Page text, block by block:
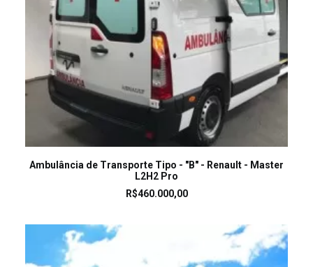
LEIA MAIS
Ambulância de Transporte Tipo - "B" - Renault - Master
L2H2 Pro
R$460.000,00